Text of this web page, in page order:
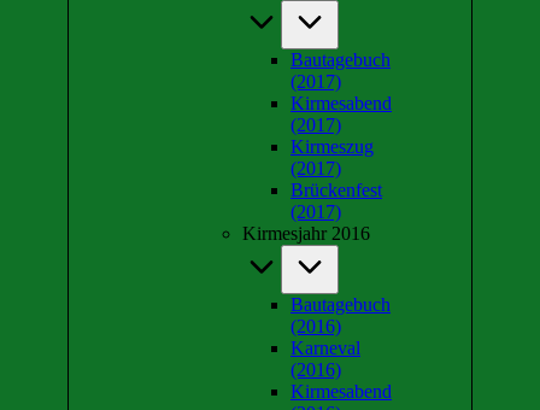
Bautagebuch
(2017)
Kirmesabend
(2017)
Kirmeszug
(2017)
Brückenfest
(2017)
Kirmesjahr 2016
Bautagebuch
(2016)
Karneval
(2016)
Kirmesabend